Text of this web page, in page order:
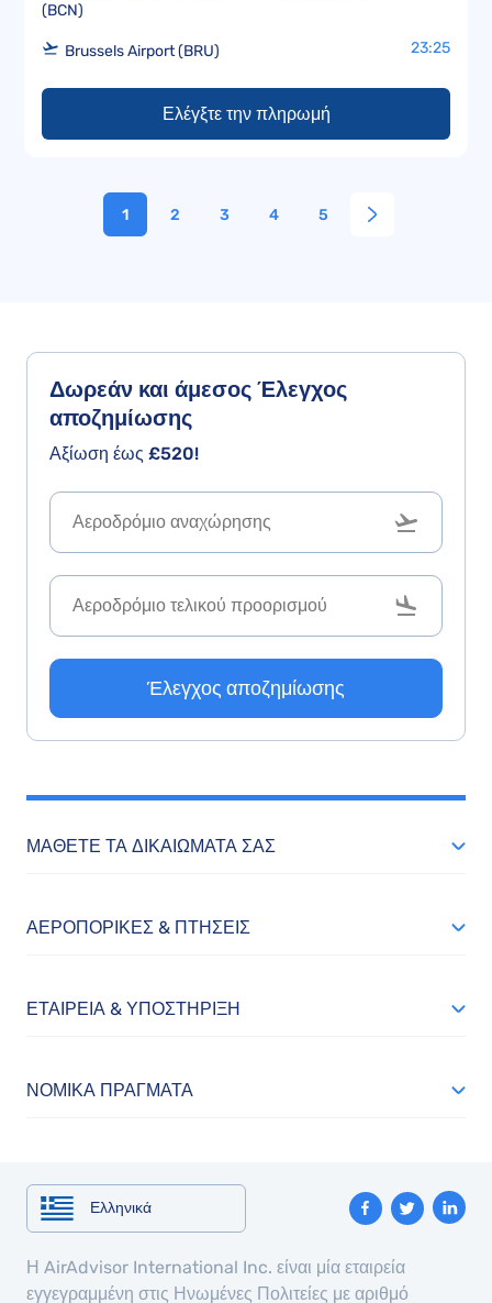
(BCN)
Brussels Airport (BRU) 23:25
Ελέγξτε την πληρωμή
1 2 3 4 5
Δωρεάν και άμεσος Έλεγχος
αποζημίωσης
Αξίωση έως £520!
Έλεγχος αποζημίωσης
ΜΆΘΕΤΕ ΤΑ ΔΙΚΑΙΏΜΑΤΆ ΣΑΣ
ΑΕΡΟΠΟΡΙΚΈΣ & ΠΤΉΣΕΙΣ
ΕΤΑΙΡΕΊΑ & ΥΠΟΣΤΉΡΙΞΗ
ΝΟΜΙΚΆ ΠΡΆΓΜΑΤΑ
Ελληνικά
Η AirAdvisor International Inc. είναι μία εταιρεία
εγγεγραμμένη στις Ηνωμένες Πολιτείες με αριθμό